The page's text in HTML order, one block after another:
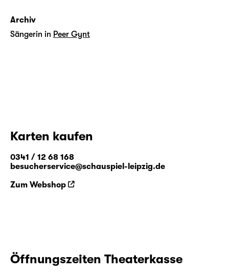
Archiv
Sängerin in Peer Gynt
Karten kaufen
0341 / 12 68 168
besucherservice@schauspiel-leipzig.de
Zum Webshop
Öffnungszeiten Theaterkasse